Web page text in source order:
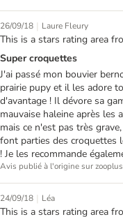
26/09/18 | Laure Fleury
This is a stars rating area
Super croquettes
J'ai passé mon bouvier
prairie pupy et il les adore
d'avantage ! Il dévore sa
mauvaise haleine après les
mais ce n'est pas très
font parties des croquettes
! Je les recommande
Avis publié à l'origine sur
24/09/18 | Léa
This is a stars rating area